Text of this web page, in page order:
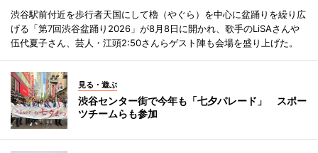
渋谷駅前付近を歩行者天国にして櫓（やぐら）を中心に盆踊りを繰り広
げる「第7回渋谷盆踊り2026」が8月8日に開かれ、歌手のLiSAさんや
伍代夏子さん、芸人・江頭2:50さんらゲスト陣も会場を盛り上げた。
見る・遊ぶ
渋谷センター街で今年も「七夕パレード」 スポー
ツチームらも参加